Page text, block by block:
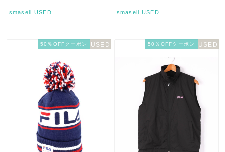
smasell.USED smasell.USED
50％OFFクーポン 50％OFFクーポン